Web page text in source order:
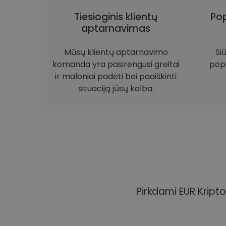
Tiesioginis klientų
aptarnavimas
Mūsų klientų aptarnavimo
komanda yra pasirengusi greitai
ir maloniai padėti bei paaiškinti
situaciją jūsų kalba.
Pirkdami EUR